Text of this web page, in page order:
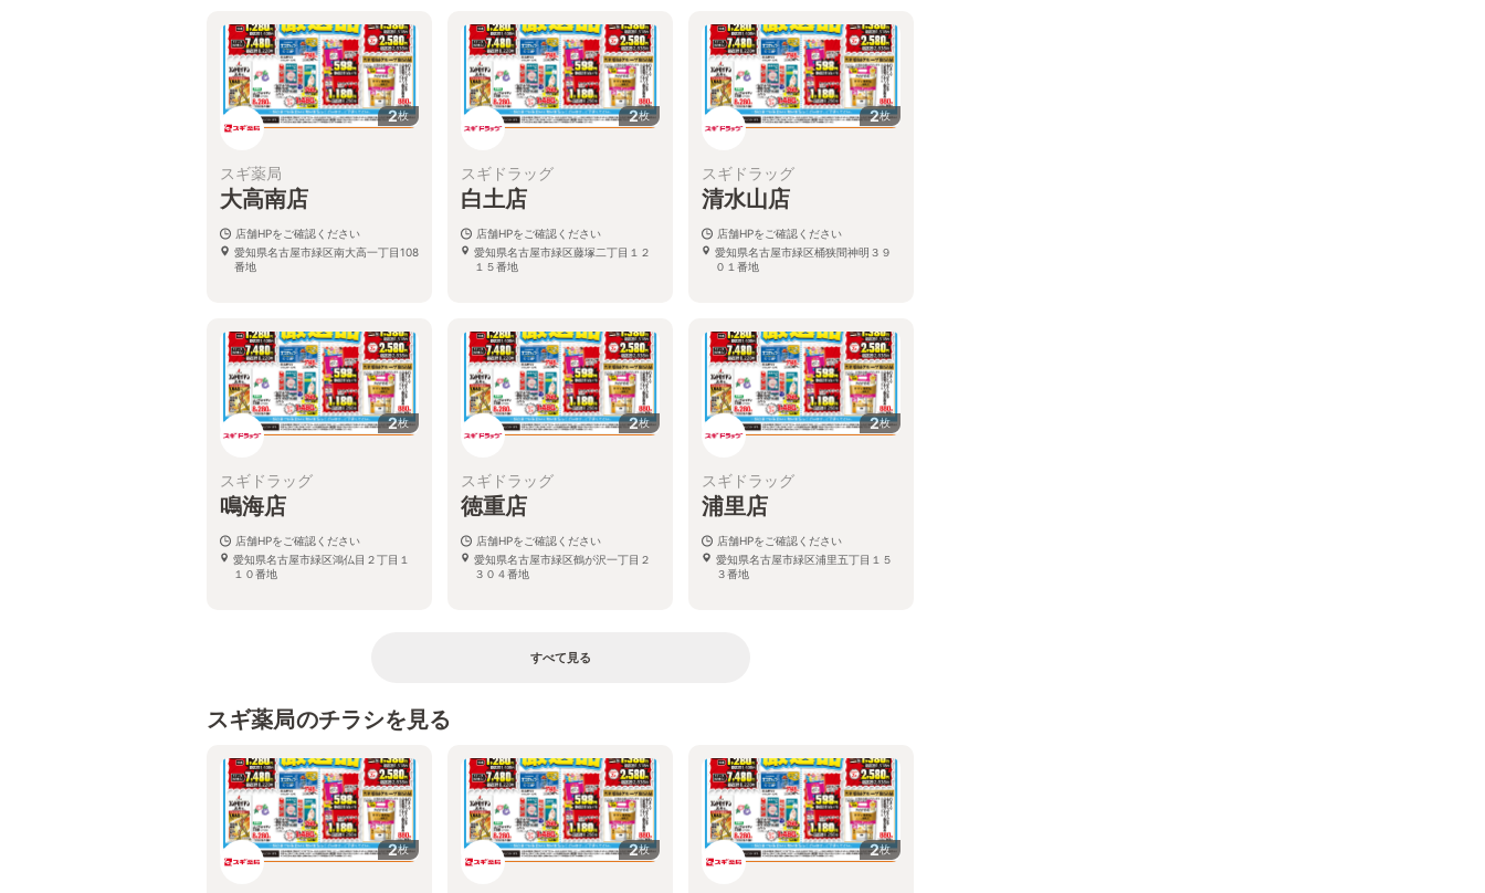
2枚
スギ薬局
大高南店
店舗HPをご確認ください
愛知県名古屋市緑区南大高一丁目108
番地
2枚
スギドラッグ
白土店
店舗HPをご確認ください
愛知県名古屋市緑区藤塚二丁目１２
１５番地
2枚
スギドラッグ
清水山店
店舗HPをご確認ください
愛知県名古屋市緑区桶狭間神明３９
０１番地
2枚
スギドラッグ
鳴海店
店舗HPをご確認ください
愛知県名古屋市緑区鴻仏目２丁目１
１０番地
2枚
スギドラッグ
徳重店
店舗HPをご確認ください
愛知県名古屋市緑区鶴が沢一丁目２
３０４番地
2枚
スギドラッグ
浦里店
店舗HPをご確認ください
愛知県名古屋市緑区浦里五丁目１５
３番地
すべて見る
スギ薬局のチラシを見る
2枚 2枚 2枚